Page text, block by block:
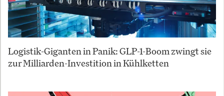
Logistik-Giganten in Panik: GLP-1-Boom zwingt sie
zur Milliarden-Investition in Kühlketten